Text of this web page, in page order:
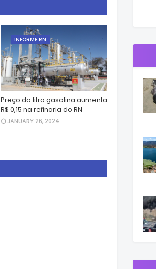
INFORME RN
Preço do litro gasolina aumenta
R$ 0,15 na refinaria do RN
JANUARY 26, 2024